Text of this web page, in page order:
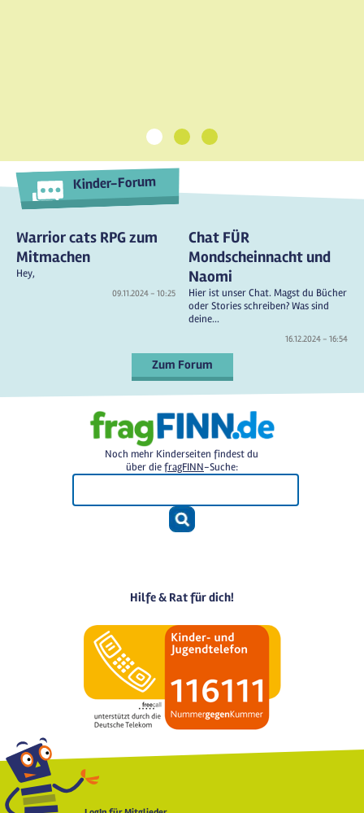
1 2 3
Kinder-Forum
Warrior cats RPG zum
Mitmachen
Hey,
09.11.2024 - 10:25
Chat FÜR
Mondscheinnacht und
Naomi
Hier ist unser Chat. Magst du Bücher
oder Stories schreiben? Was sind
deine...
16.12.2024 - 16:54
Zum Forum
Noch mehr Kinderseiten findest du
über diefragFINN-Suche:
Hilfe & Rat für dich!